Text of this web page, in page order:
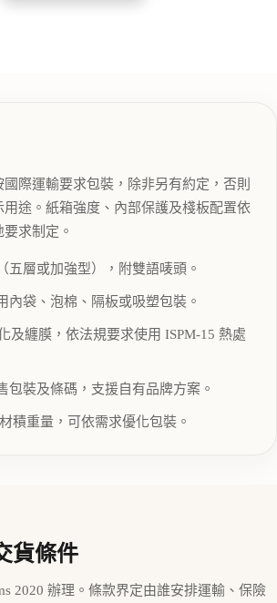
際運輸要求包裝，除非另有約定，否則
用途。紙箱強度、內部保護及棧板配置依
求制定。
五層或加強型），附雙語唛頭。
內袋、泡棉、隔板或吸塑包裝。
及纏膜，依法規要求使用 ISPM-15 熱處
包裝及條碼，支援自有品牌方案。
積重量，可依需求優化包裝。
貨條件
2020 辦理。條款界定由誰安排運輸、保險